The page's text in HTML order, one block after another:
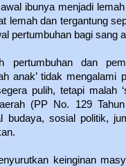
ibunya menjadi
lemah dan tergantung
pertumbuhan bagi sang
pertumbuhan dan
anak’ tidak
pulih, tetapi malah
(PP No. 129
budaya, sosial politik,
keinginan